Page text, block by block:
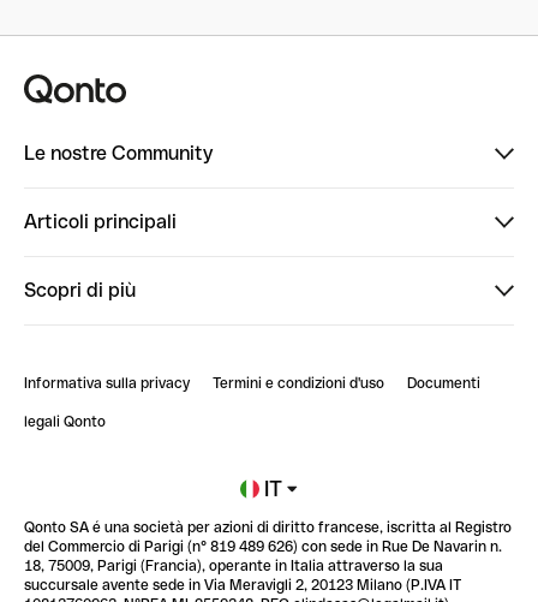
Le nostre Community
PowerUp
Articoli principali
StrongHer Mentorship | Trasforma i social nel t...
Scopri di più
Blog
Glossario finanziario
Informativa sulla privacy Termini e condizioni d'uso Documenti
legali Qonto
IT
Qonto SA é una società per azioni di diritto francese, iscritta al Registro
del Commercio di Parigi (n° 819 489 626) con sede in Rue De Navarin n.
18, 75009, Parigi (Francia), operante in Italia attraverso la sua
succursale avente sede in Via Meravigli 2, 20123 Milano (P.IVA IT